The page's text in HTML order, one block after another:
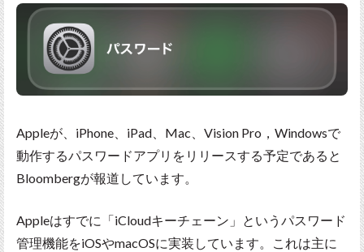
Appleが、iPhone、iPad、Mac、Vision Pro，Windowsで
動作するパスワードアプリをリリースする予定であると
Bloombergが報道しています。
Appleはすでに「iCloudキーチェーン」というパスワード
管理機能をiOSやmacOSに実装しています。これは主に